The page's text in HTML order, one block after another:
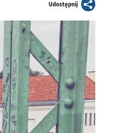
Udostępnijartykuł